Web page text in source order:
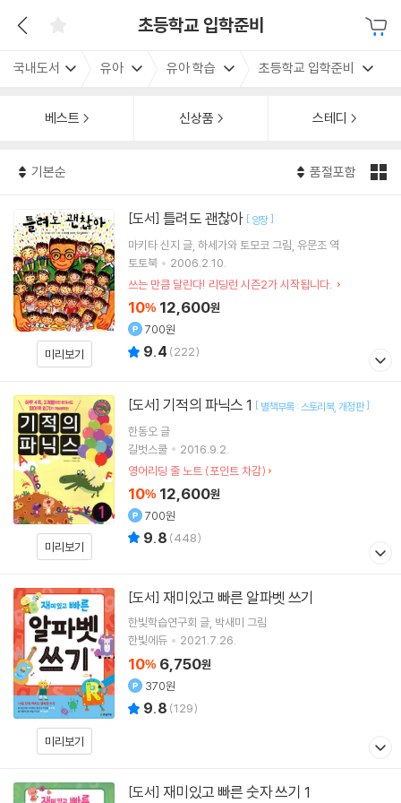
초등학교 입학준비
국내도서 유아 유아 학습 초등학교 입학준비
베스트 신상품 스테디
기본순 품절포함
미리보기
[도서] 틀려도 괜찮아 [ 양장]
마키타 신지 글 하세가와 토모코 그림 유문조 역
토토북
2006.2.10.
쓰는 만큼 달린다! 리딩런 시즌2가 시작됩니다.
10% 12,600원
700원
9.4 (222)
미리보기
[도서] 기적의 파닉스 1 [ 별책부록 : 스토리북 개정판]
한동오 글
길벗스쿨
2016.9.2.
영어리딩 줄 노트 (포인트 차감)
10% 12,600원
700원
9.8 (448)
미리보기
[도서] 재미있고 빠른 알파벳 쓰기
한빛학습연구회 글 박새미 그림
한빛에듀
2021.7.26.
10% 6,750원
370원
9.8 (129)
[도서] 재미있고 빠른 숫자 쓰기 1